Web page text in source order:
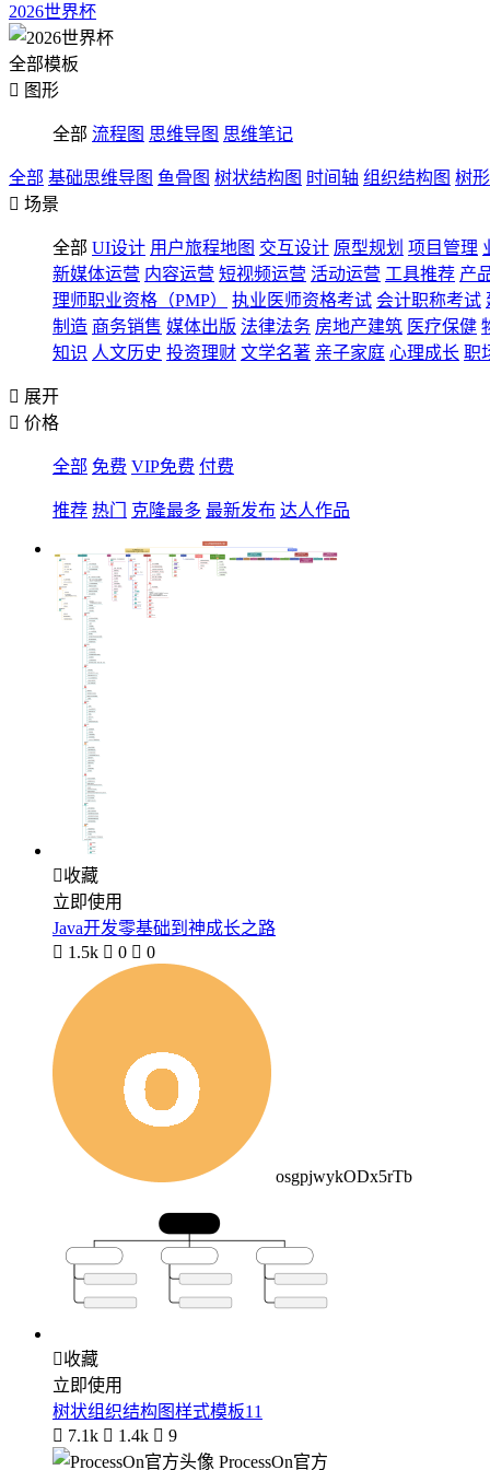
2026世界杯
全部模板
 图形
全部 流程图 思维导图 思维笔记
全部 基础思维导图 鱼骨图 树状结构图 时间轴 组织结构图 树
 场景
全部 UI设计 用户旅程地图 交互设计 原型规划 项目管理
新媒体运营 内容运营 短视频运营 活动运营 工具推荐 产
理师职业资格（PMP）
执业医师资格考试 会计职称考试
制造 商务销售 媒体出版 法律法务 房地产建筑 医疗保健
知识 人文历史 投资理财 文学名著 亲子家庭 心理成长 职
 展开
 价格
全部 免费 VIP免费 付费
推荐 热门 克隆最多 最新发布 达人作品
收藏
立即使用
Java开发零基础到神成长之路
 1.5k  0  0
osgpjwykODx5rTb
收藏
立即使用
树状组织结构图样式模板11
 7.1k  1.4k  9
ProcessOn官方